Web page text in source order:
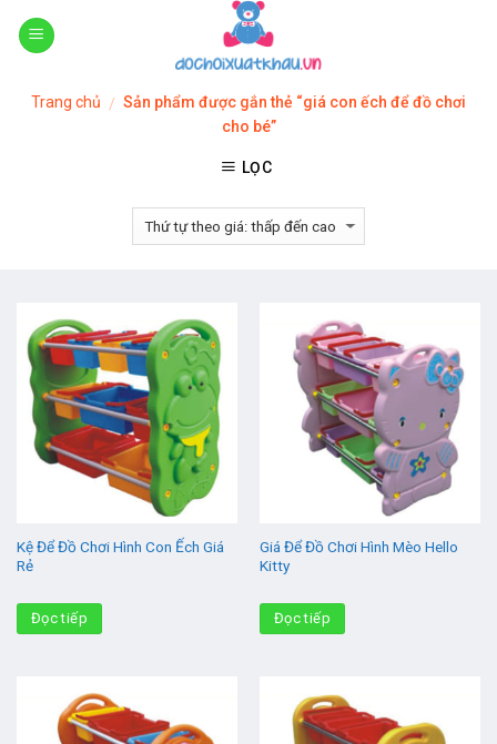
Skip
Trang chủ / Sản phẩm được gắn thẻ “giá con ếch để đồ chơi
cho bé”
LỌC
Kệ Để Đồ Chơi Hình Con Ếch Giá
Rẻ
Đọc tiếp
Giá Để Đồ Chơi Hình Mèo Hello
Kitty
Đọc tiếp